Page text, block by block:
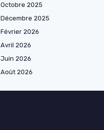
Octobre 2025
Décembre 2025
Février 2026
Avril 2026
Juin 2026
Août 2026